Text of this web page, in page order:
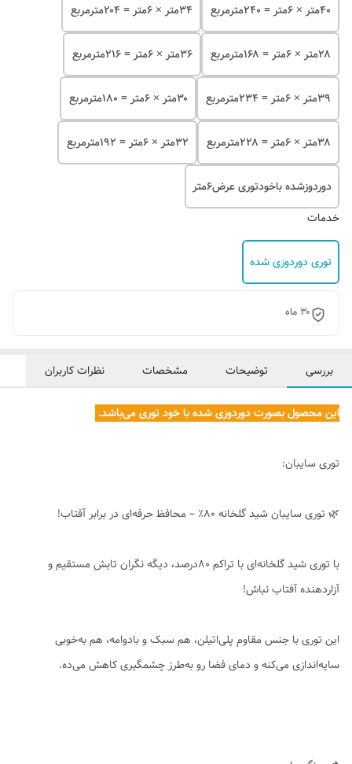
۴۰متر × ۶متر = ۲۴۰مترمربع ۳۴متر × ۶متر = ۲۰۴مترمربع
۲۸متر × ۶متر = ۱۶۸مترمربع ۳۶متر × ۶متر = ۲۱۶مترمربع
۳۹متر × ۶متر = ۲۳۴مترمربع ۳۰متر × ۶متر = ۱۸۰مترمربع
۳۸متر × ۶متر = ۲۲۸مترمربع ۳۲متر × ۶متر = ۱۹۲مترمربع
دوردوزشده باخودتوری عرض۶متر
خدمات
توری دوردوزی شده
۳۰ ماه
بررسی توضیحات مشخصات نظرات کاربران
این محصول بصورت دوردوزی شده با خود توری می‌باشد.
توری سایبان:
🌿 توری سایبان شید گلخانه ۸۰٪ – محافظ حرفه‌ای در برابر آفتاب!
با توری شید گلخانه‌ای با تراکم ۸۰درصد، دیگه نگران تابش مستقیم و
آزاردهنده آفتاب نباش!
این توری با جنس مقاوم پلی‌اتیلن، هم سبک و بادوامه، هم به‌خوبی
سایه‌اندازی می‌کنه و دمای فضا رو به‌طرز چشمگیری کاهش می‌ده.